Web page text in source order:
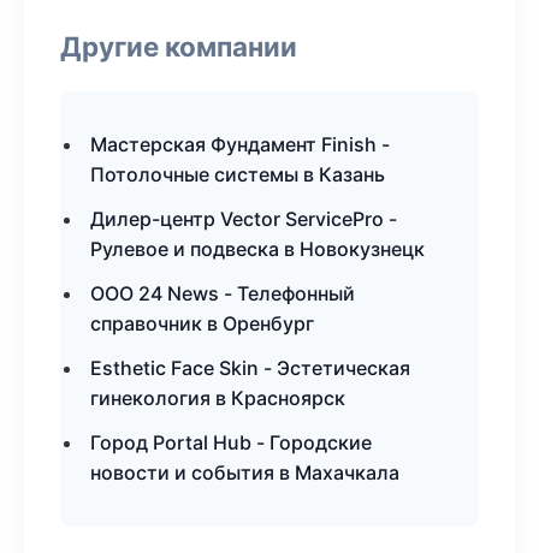
Другие компании
Мастерская Фундамент Finish -
Потолочные системы в Казань
Дилер-центр Vector ServicePro -
Рулевое и подвеска в Новокузнецк
ООО 24 News - Телефонный
справочник в Оренбург
Esthetic Face Skin - Эстетическая
гинекология в Красноярск
Город Portal Hub - Городские
новости и события в Махачкала